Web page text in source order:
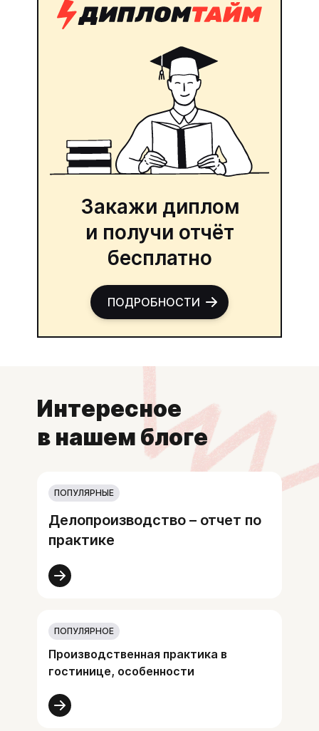
Закажи диплом
и получи отчёт
бесплатно
ПОДРОБНОСТИ
Интересное
в нашем блоге
ПОПУЛЯРНЫЕ
Делопроизводство – отчет по
практике
ПОПУЛЯРНОЕ
Производственная практика в
гостинице, особенности